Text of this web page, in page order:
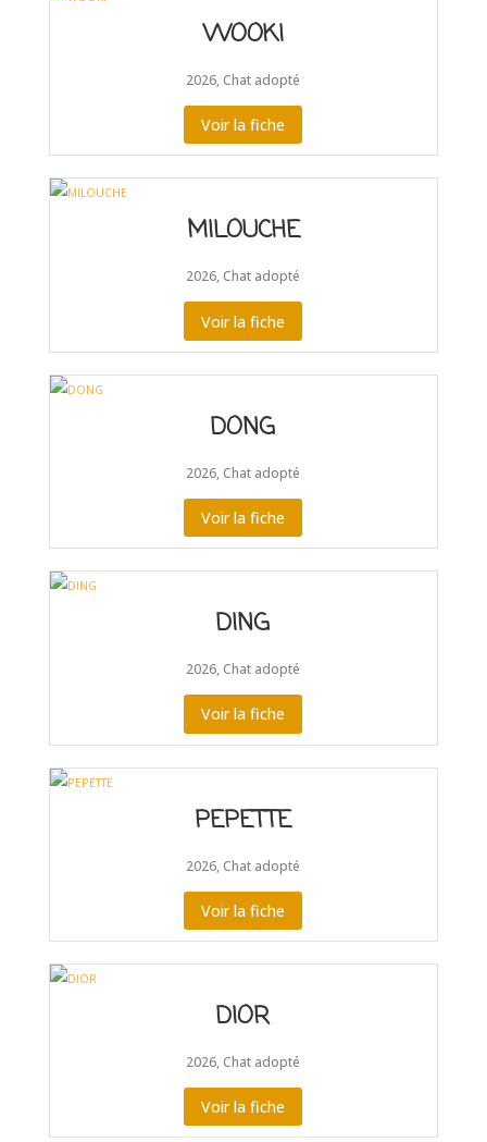
WOOKI
2026, Chat adopté
Voir la fiche
MILOUCHE
2026, Chat adopté
Voir la fiche
DONG
2026, Chat adopté
Voir la fiche
DING
2026, Chat adopté
Voir la fiche
PEPETTE
2026, Chat adopté
Voir la fiche
DIOR
2026, Chat adopté
Voir la fiche